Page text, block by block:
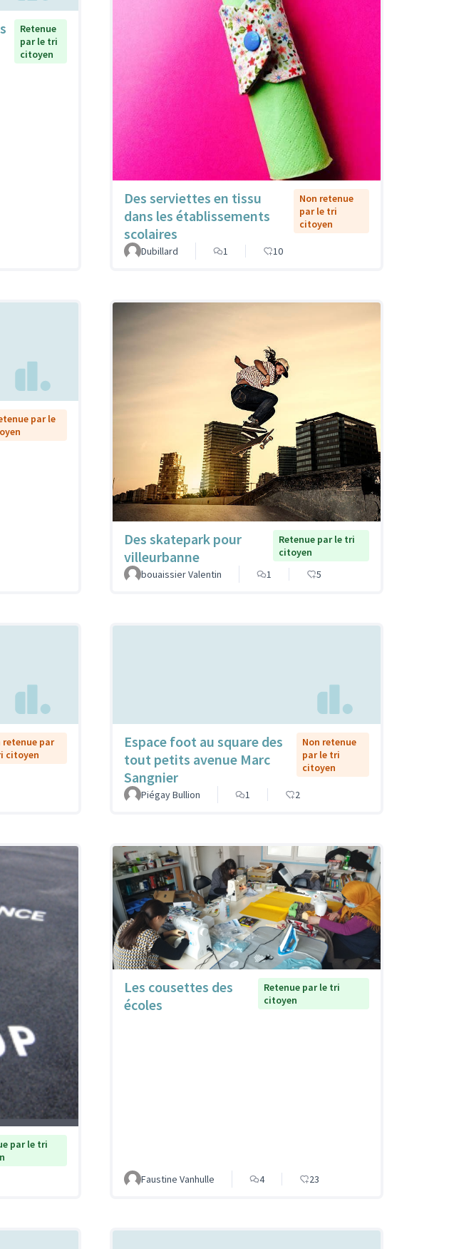
Retenue
par le tri
citoyen
Des serviettes en tissu
dans les établissements
scolaires
Non retenue
par le tri
citoyen
Dubillard 1 10
par le
Des skatepark pour
villeurbanne
Retenue par le tri
citoyen
bouaissier Valentin
1 5
retenue par
citoyen
Espace foot au square des
tout petits avenue Marc
Sangnier
Non retenue
par le tri
citoyen
Piégay Bullion 1 2
par le tri
Les cousettes des
écoles
Retenue par le tri
citoyen
Faustine Vanhulle 4 23